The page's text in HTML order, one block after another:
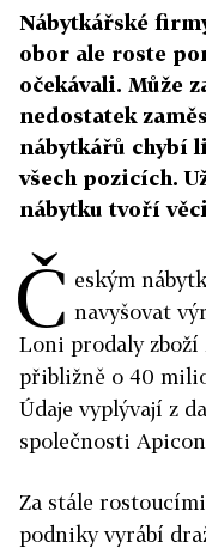
Nábytkářské
obor ale roste
očekávali. Může
nedostatek
nábytkářů chybí
všech pozicích.
nábytku tvoří
Č eským
navyšovat
Loni prodaly zboží
přibližně o 40
Údaje vyplývají z
společnosti
Za stále
podniky vyrábí